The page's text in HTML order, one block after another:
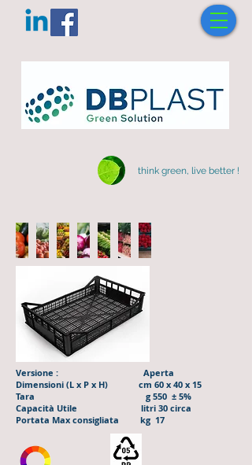
think green, live better !
Versione : Aperta
Dimensioni (L x P x H) cm 60 x 40 x 15
Tara g 550 ± 5%
Capacità Utile litri 30 circa
Portata Max consigliata kg 17